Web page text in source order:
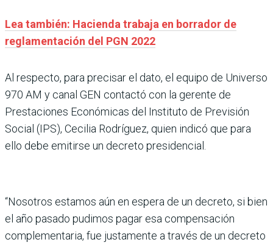
Lea también: Hacienda trabaja en borrador de
reglamentación del PGN 2022
Al respecto, para precisar el dato, el equipo de Universo
970 AM y canal GEN contactó con la gerente de
Prestaciones Económicas del Instituto de Previsión
Social (IPS), Cecilia Rodríguez, quien indicó que para
ello debe emitirse un decreto presidencial.
“Nosotros estamos aún en espera de un decreto, si bien
el año pasado pudimos pagar esa compensación
complementaria, fue justamente a través de un decreto